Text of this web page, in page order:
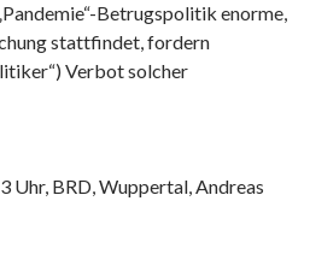
Betrugspolitik enorme,
stattfindet, fordern
Verbot solcher
Uhr, BRD, Wuppertal, Andreas